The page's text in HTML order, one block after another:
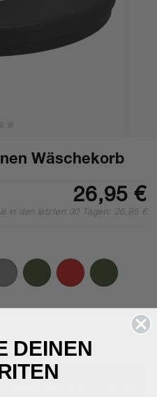
Wäschekorb
26,95 €
in den letzten 30 Tagen: 26,95 €
DEINEN